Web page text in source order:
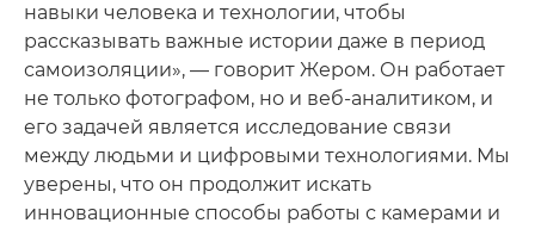
навыки человека и технологии, чтобы
рассказывать важные истории даже в период
самоизоляции», — говорит Жером. Он работает
не только фотографом, но и веб-аналитиком, и
его задачей является исследование связи
между людьми и цифровыми технологиями. Мы
уверены, что он продолжит искать
инновационные способы работы с камерами и